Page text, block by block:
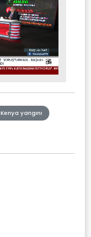
Kenya yangını